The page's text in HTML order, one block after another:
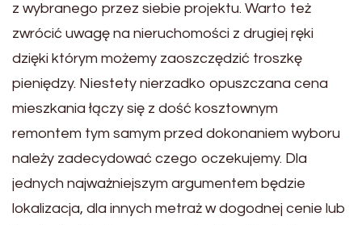
z wybranego przez siebie projektu. Warto też
zwrócić uwagę na nieruchomości z drugiej ręki
dzięki którym możemy zaoszczędzić troszkę
pieniędzy. Niestety nierzadko opuszczana cena
mieszkania łączy się z dość kosztownym
remontem tym samym przed dokonaniem wyboru
należy zadecydować czego oczekujemy. Dla
jednych najważniejszym argumentem będzie
lokalizacja, dla innych metraż w dogodnej cenie lub